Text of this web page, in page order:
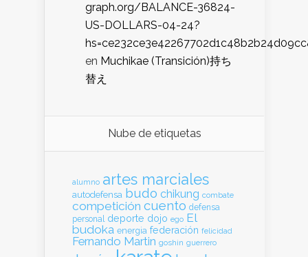
graph.org/BALANCE-36824-
US-DOLLARS-04-24?
en Muchikae (Transición)持ち
替え
Nube de etiquetas
alumno artes marciales
autodefensa budo chikung combate
competición cuento defensa
personal deporte dojo ego El
budoka energia federación felicidad
Fernando Martin goshin guerrero